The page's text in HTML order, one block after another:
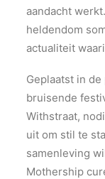
aandacht
heldendom
actualiteit
Geplaatst in
bruisende
Withstraat,
uit om stil te
samenleving
Mothership